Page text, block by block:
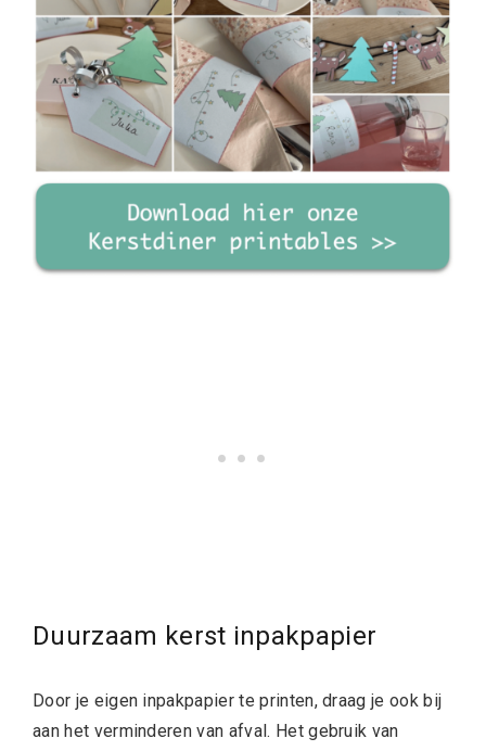
Duurzaam kerst inpakpapier
Door je eigen inpakpapier te printen, draag je ook bij
aan het verminderen van afval. Het gebruik van